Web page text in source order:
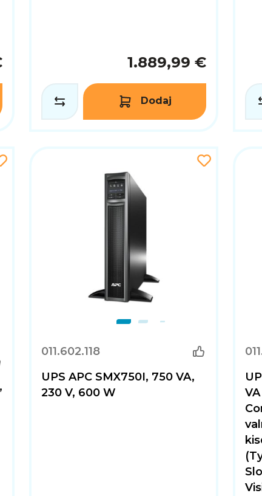
1.889,99 €
Dodaj
011.602.118
UPS APC SMX750I, 750 VA,
230 V, 600 W